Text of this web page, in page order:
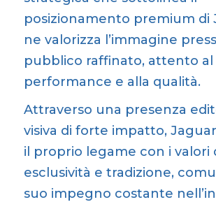
posizionamento premium di
ne valorizza l’immagine
pubblico raffinato, attento al
performance e alla qualità.
Attraverso una presenza
visiva di forte impatto,
il proprio legame con i valori
esclusività e tradizione,
suo impegno costante